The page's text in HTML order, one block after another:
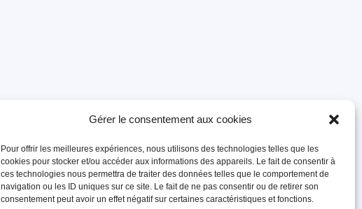
Gérer le consentement aux cookies
Pour offrir les meilleures expériences, nous utilisons des technologies telles que les
cookies pour stocker et/ou accéder aux informations des appareils. Le fait de consentir à
ces technologies nous permettra de traiter des données telles que le comportement de
navigation ou les ID uniques sur ce site. Le fait de ne pas consentir ou de retirer son
consentement peut avoir un effet négatif sur certaines caractéristiques et fonctions.